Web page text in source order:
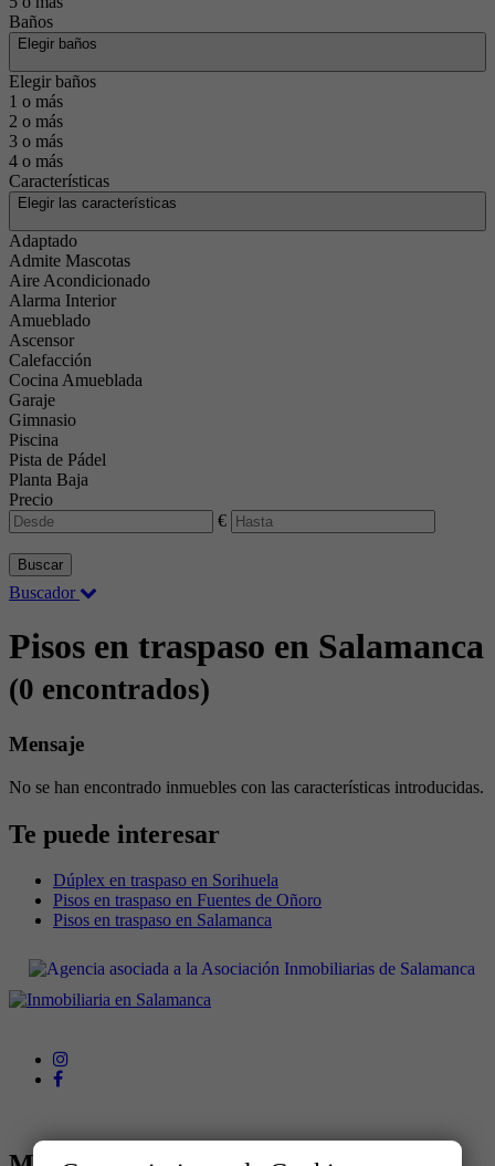
Baños
Elegir baños
Elegir baños
1 o más
2 o más
3 o más
4 o más
Características
Elegir las características
Adaptado
Admite Mascotas
Aire Acondicionado
Alarma Interior
Amueblado
Ascensor
Calefacción
Cocina Amueblada
Garaje
Gimnasio
Piscina
Pista de Pádel
Planta Baja
Precio
€
Buscar
Buscador
Pisos en traspaso en Salamanca
(0 encontrados)
Mensaje
No se han encontrado inmuebles con las características introducidas.
Te puede interesar
Dúplex en traspaso en Sorihuela
Pisos en traspaso en Fuentes de Oñoro
Pisos en traspaso en Salamanca